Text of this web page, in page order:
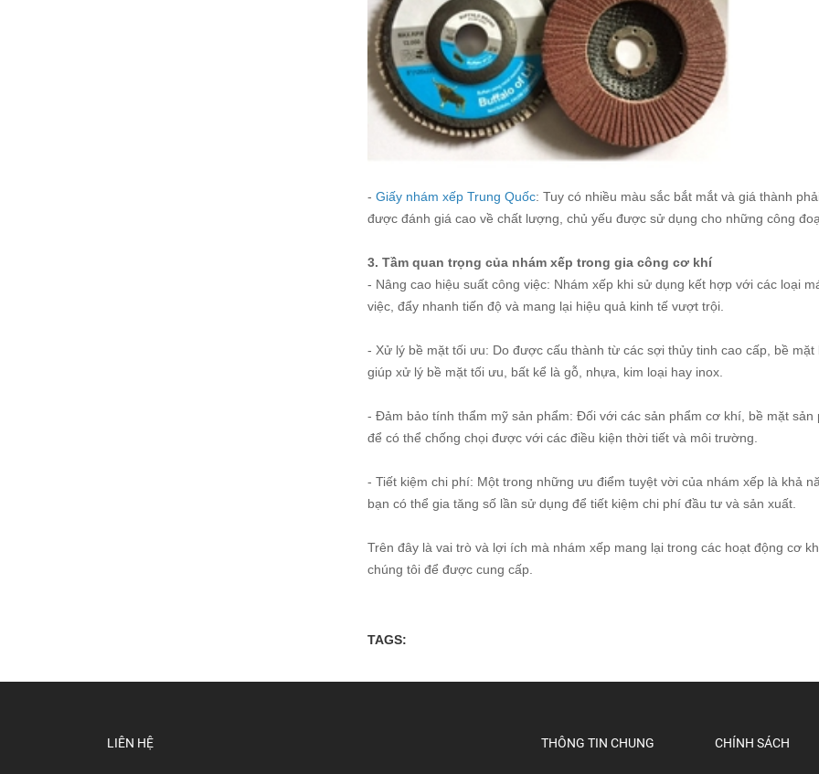
- Giấy nhám xếp Trung Quốc: Tuy có nhiều màu sắc bắt mắt và giá thành
được đánh giá cao về chất lượng, chủ yếu được sử dụng cho những công
3. Tầm quan trọng của nhám xếp trong gia công cơ khí
- Nâng cao hiệu suất công việc: Nhám xếp khi sử dụng kết hợp với các loại
việc, đẩy nhanh tiến độ và mang lại hiệu quả kinh tế vượt trội.
- Xử lý bề mặt tối ưu: Do được cấu thành từ các sợi thủy tinh cao cấp, bề
giúp xử lý bề mặt tối ưu, bất kể là gỗ, nhựa, kim loại hay inox.
- Đảm bảo tính thẩm mỹ sản phẩm: Đối với các sản phẩm cơ khí, bề mặt
để có thể chống chọi được với các điều kiện thời tiết và môi trường.
- Tiết kiệm chi phí: Một trong những ưu điểm tuyệt vời của nhám xếp là khả
bạn có thể gia tăng số lần sử dụng để tiết kiệm chi phí đầu tư và sản xuất.
Trên đây là vai trò và lợi ích mà nhám xếp mang lại trong các hoạt động cơ
chúng tôi để được cung cấp.
TAGS:
LIÊN HỆ THÔNG TIN CHUNG CHÍNH SÁCH